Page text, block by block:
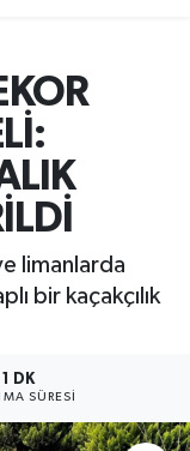
limanlarda
bir kaçakçılık
1 DK
SÜRESI